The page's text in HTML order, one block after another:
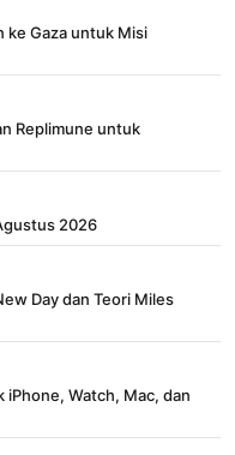
ke Gaza untuk Misi
Replimune untuk
2026
Day dan Teori Miles
iPhone, Watch, Mac, dan